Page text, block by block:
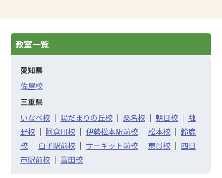
教室一覧
愛知県
佐屋校
三重県
いなべ校｜ 陽だまりの丘校｜ 桑名校｜ 朝日校｜ 菰
野校｜ 阿倉川校｜ 伊勢松本駅前校｜ 松本校｜ 鈴鹿
校｜ 白子駅前校｜ サーキット前校｜ 東員校｜ 四日
市駅前校｜ 富田校